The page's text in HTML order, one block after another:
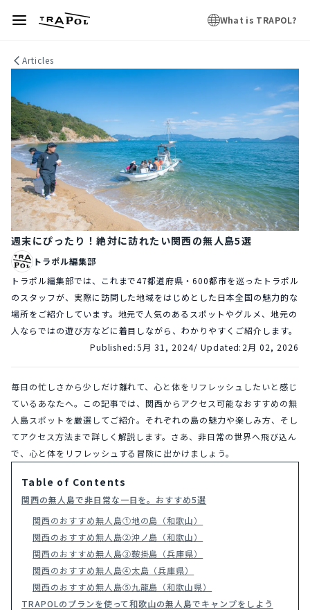
What is TRAPOL?
Articles
週末にぴったり！絶対に訪れたい関西の無人島5選
トラポル編集部
トラポル編集部では、これまで47都道府県・600都市を巡ったトラポル
のスタッフが、実際に訪問した地域をはじめとした日本全国の魅力的な
場所をご紹介しています。地元で人気のあるスポットやグルメ、地元の
人ならではの遊び方などに着目しながら、わかりやすくご紹介します。
Published:5月 31, 2024/ Updated: 2月 02, 2026
毎日の忙しさから少しだけ離れて、心と体をリフレッシュしたいと感じ
ているあなたへ。この記事では、関西からアクセス可能なおすすめの無
人島スポットを厳選してご紹介。それぞれの島の魅力や楽しみ方、そし
てアクセス方法まで詳しく解説します。さあ、非日常の世界へ飛び込ん
で、心と体をリフレッシュする冒険に出かけましょう。
Table of Contents
関西の無人島で非日常な一日を。おすすめ5選
関西のおすすめ無人島①地の島（和歌山）
関西のおすすめ無人島②沖ノ島（和歌山）
関西のおすすめ無人島③鞍掛島（兵庫県）
関西のおすすめ無人島④太島（兵庫県）
関西のおすすめ無人島⑤九龍島（和歌山県）
TRAPOLのプランを使って和歌山の無人島でキャンプをしよう